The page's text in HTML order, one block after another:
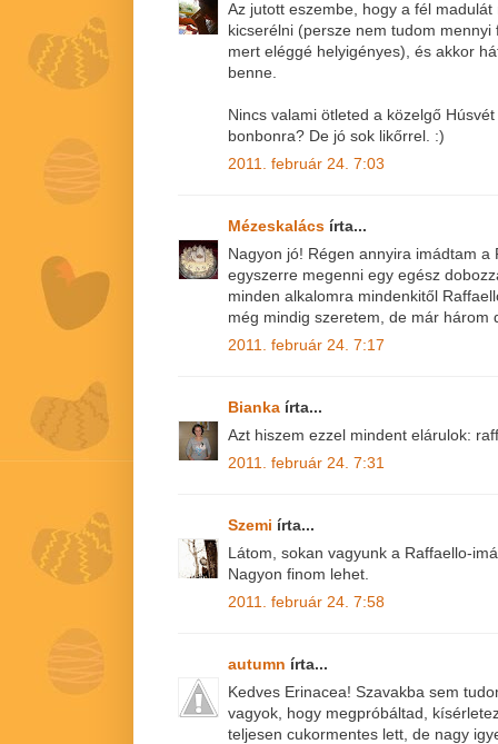
Az jutott eszembe, hogy a fél
kicserélni (persze nem tudom
mert eléggé helyigényes), és akkor
benne.
Nincs valami ötleted a közelgő
bonbonra? De jó sok likőrrel. :)
2011. február 24. 7:03
Mézeskalács írta...
Nagyon jó! Régen annyira imádtam
egyszerre megenni egy egész
minden alkalomra mindenkitől
még mindig szeretem, de már három
2011. február 24. 7:17
Bianka írta...
Azt hiszem ezzel mindent elárulok:
2011. február 24. 7:31
Szemi írta...
Látom, sokan vagyunk a Raffaello-
Nagyon finom lehet.
2011. február 24. 7:58
autumn írta...
Kedves Erinacea! Szavakba sem
vagyok, hogy megpróbáltad,
teljesen cukormentes lett, de nagy